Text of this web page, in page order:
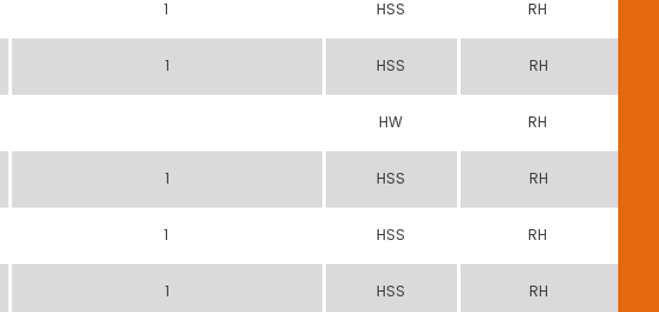
1 HSS RH
1 HSS RH
HW RH
1 HSS RH
1 HSS RH
1 HSS RH